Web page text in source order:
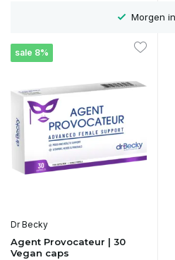
sale 8%
Dr Becky
Agent Provocateur | 30
Vegan caps